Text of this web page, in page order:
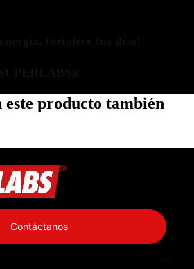
este producto también
Contáctanos